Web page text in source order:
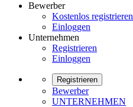
Bewerber
Kostenlos registrieren
Einloggen
Unternehmen
Registrieren
Einloggen
Registrieren
Bewerber
UNTERNEHMEN